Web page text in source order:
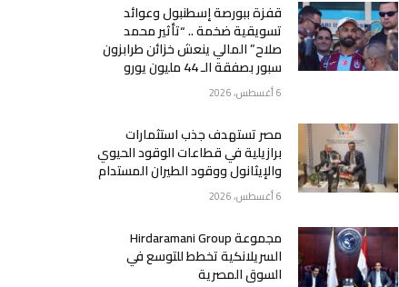
قفزة ببورصة إسطنبول وعوائد
تسويقية ضخمة .. “تأثير محمد
صلاح” المالي ينعش خزائن طرابزون
سبور بصفقة الـ 44 مليون يورو
6 أغسطس، 2026
مصر تستهدف جذب استثمارات
برازيلية في قطاعات الوقود الحيوي
والإيثانول ووقود الطيران المستدام
6 أغسطس، 2026
مجموعة Hirdaramani Group
السريلانكية تخطط للتوسع في
السوق المصرية